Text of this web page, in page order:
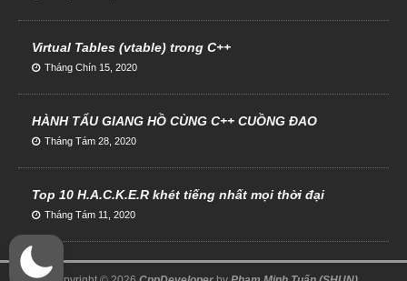
Virtual Tables (vtable) trong C++
Tháng Chín 15, 2020
HÀNH TẨU GIANG HỒ CÙNG C++ CUỒNG ĐAO
Tháng Tám 28, 2020
Top 10 H.A.C.K.E.R khét tiếng nhất mọi thời đại
Tháng Tám 11, 2020